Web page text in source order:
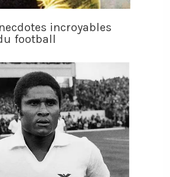
incroyables
football